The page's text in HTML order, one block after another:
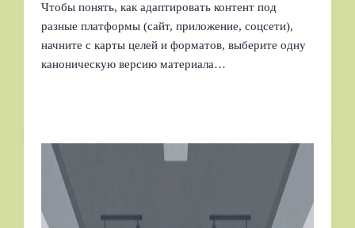
Чтобы понять, как адаптировать контент под
разные платформы (сайт, приложение, соцсети),
начните с карты целей и форматов, выберите одну
каноническую версию материала…